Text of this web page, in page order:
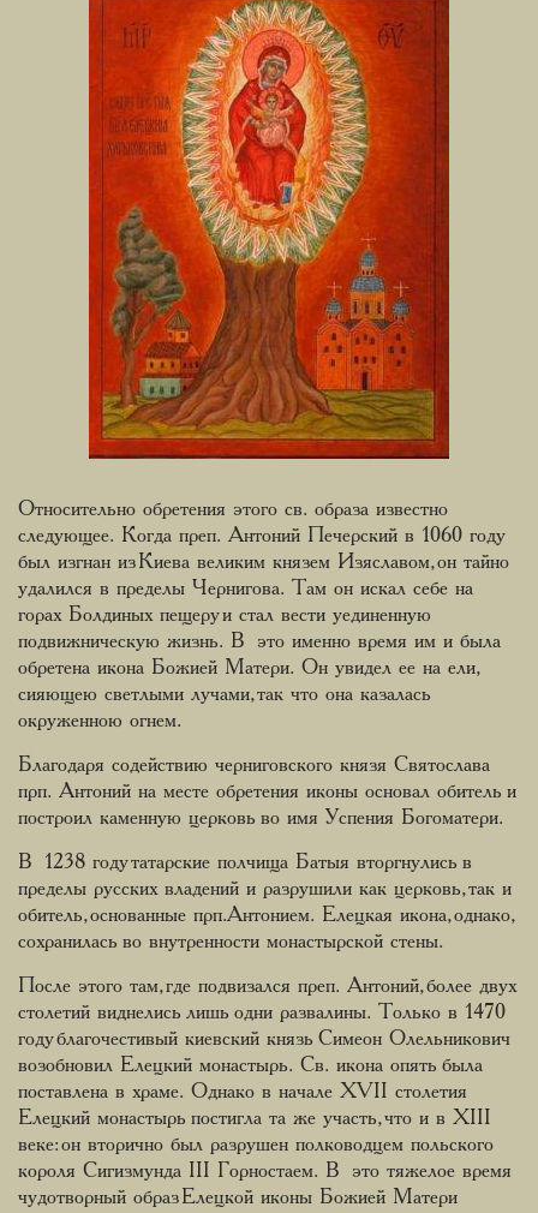
Относительно обретения этого св. образа известно
следующее. Когда преп. Антоний Печерский в 1060 году
был изгнан из Киева великим князем Изяславом, он тайно
удалился в пределы Чернигова. Там он искал себе на
горах Болдиных пещеру и стал вести уединенную
подвижническую жизнь. В это именно время им и была
обретена икона Божией Матери. Он увидел ее на ели,
сияющею светлыми лучами, так что она казалась
окруженною огнем.
Благодаря содействию черниговского князя Святослава
прп. Антоний на месте обретения иконы основал обитель и
построил каменную церковь во имя Успения Богоматери.
В 1238 году татарские полчища Батыя вторгнулись в
пределы русских владений и разрушили как церковь, так и
обитель, основанные прп.Антонием. Елецкая икона, однако,
сохранилась во внутренности монастырской стены.
После этого там, где подвизался преп. Антоний, более двух
столетий виднелись лишь одни развалины. Только в 1470
году благочестивый киевский князь Симеон Олельникович
возобновил Елецкий монастырь. Св. икона опять была
поставлена в храме. Однако в начале XVII столетия
Елецкий монастырь постигла та же участь, что и в XIII
веке: он вторично был разрушен полководцем польского
короля Сигизмунда III Горностаем. В это тяжелое время
чудотворный образ Елецкой иконы Божией Матери